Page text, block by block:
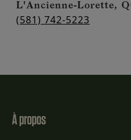
L'Ancienne-Lorette,
(581) 742-5223
À propos